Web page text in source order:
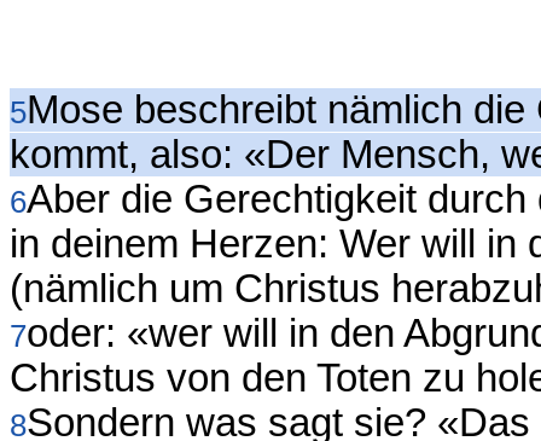
5Mose beschreibt nämlich
kommt, also: «Der Mensch,
6Aber die Gerechtigkeit
in deinem Herzen: Wer will in
(nämlich um Christus
7oder: «wer will in den
Christus von den Toten zu
8Sondern was sagt sie?